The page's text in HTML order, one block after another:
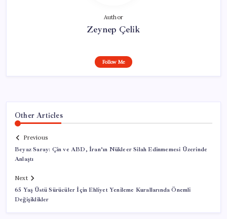
Author
Zeynep Çelik
Follow Me
Other Articles
Previous
Beyaz Saray: Çin ve ABD, İran’ın Nükleer Silah Edinmemesi Üzerinde
Anlaştı
Next
65 Yaş Üstü Sürücüler İçin Ehliyet Yenileme Kurallarında Önemli
Değişiklikler